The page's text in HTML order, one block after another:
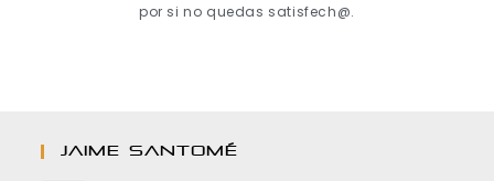
por si no quedas satisfech@.
JAIME SANTOMÉ